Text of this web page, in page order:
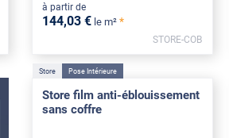
à partir de
144,03 € le m² *
STORE-COB
Store Pose Intérieure
Store film anti-éblouissement
sans coffre